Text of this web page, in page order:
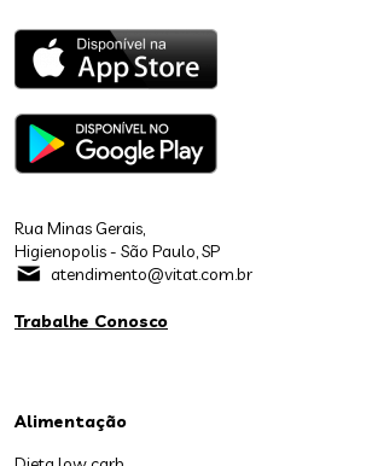
Rua Minas Gerais,
Higienopolis - São Paulo, SP
atendimento@vitat.com.br
Trabalhe Conosco
Alimentação